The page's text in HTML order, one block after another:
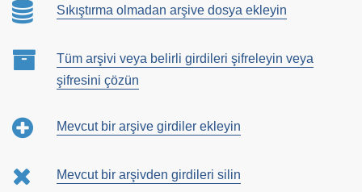
Sıkıştırma olmadan arşive dosya ekleyin
Tüm arşivi veya belirli girdileri şifreleyin veya
şifresini çözün
Mevcut bir arşive girdiler ekleyin
Mevcut bir arşivden girdileri silin